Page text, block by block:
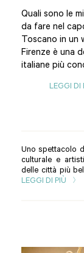
Quali sono le
da fare nel
Toscano in un
Firenze è una
italiane più
LEGGI DI
Uno spettacolo
culturale e
delle città più
LEGGI DI PIÙ